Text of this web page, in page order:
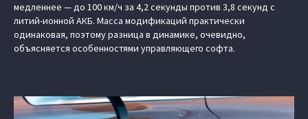
медленнее — до 100 км/ч за 4,2 секунды против 3,8 секунд с
литий-ионной АКБ. Масса модификаций практически
одинаковая, поэтому разница в динамике, очевидно,
объясняется особенностями управляющего софта.